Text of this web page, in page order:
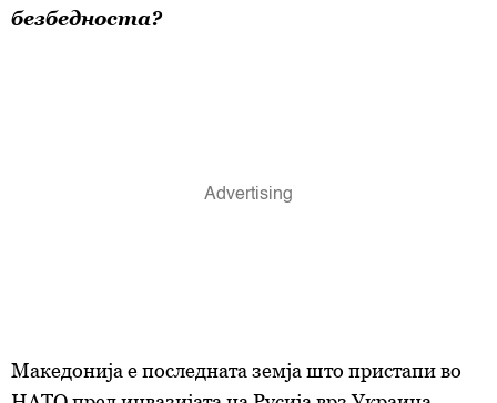
безбедноста?
Македонија е последната земја што пристапи во